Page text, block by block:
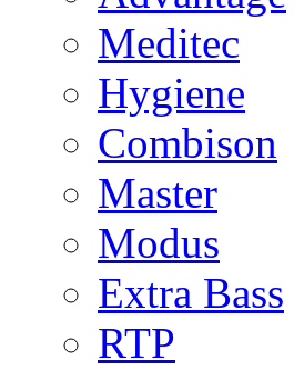
Meditec
Hygiene
Combison
Master
Modus
Extra Bass
RTP